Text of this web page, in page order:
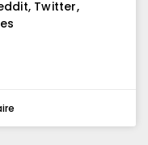
Twitter,